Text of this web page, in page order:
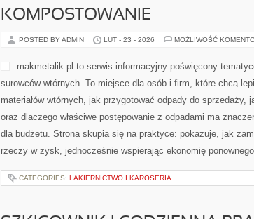
KOMPOSTOWANIE
POSTED BY ADMIN LUT - 23 - 2026 MOŻLIWOŚĆ
makmetalik.pl to serwis informacyjny poświęcony
surowców wtórnych. To miejsce dla osób i firm, które chcą
materiałów wtórnych, jak przygotować odpady do sprzedaży,
oraz dlaczego właściwe postępowanie z odpadami ma
dla budżetu. Strona skupia się na praktyce: pokazuje, jak
rzeczy w zysk, jednocześnie wspierając ekonomię
CATEGORIES: LAKIERNICTWO I KAROSERIA